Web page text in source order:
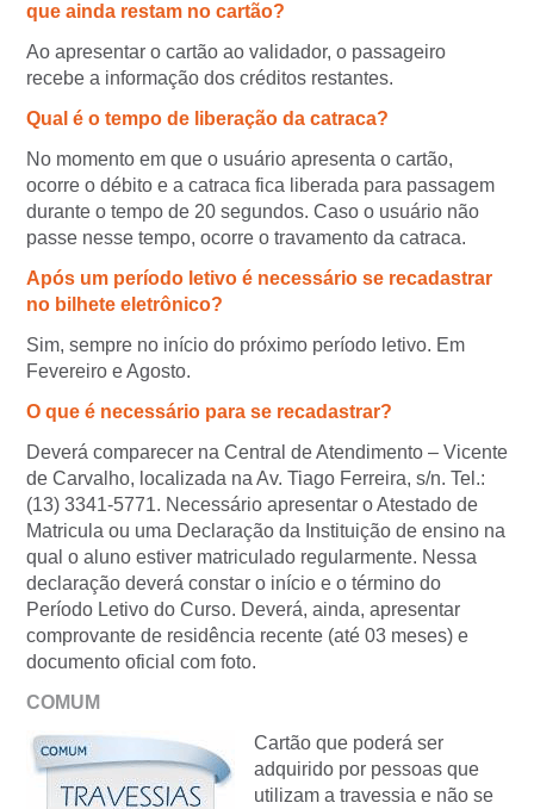
que ainda restam no cartão?
Ao apresentar o cartão ao validador, o passageiro
recebe a informação dos créditos restantes.
Qual é o tempo de liberação da catraca?
No momento em que o usuário apresenta o cartão,
ocorre o débito e a catraca fica liberada para passagem
durante o tempo de 20 segundos. Caso o usuário não
passe nesse tempo, ocorre o travamento da catraca.
Após um período letivo é necessário se recadastrar
no bilhete eletrônico?
Sim, sempre no início do próximo período letivo. Em
Fevereiro e Agosto.
O que é necessário para se recadastrar?
Deverá comparecer na Central de Atendimento – Vicente
de Carvalho, localizada na Av. Tiago Ferreira, s/n. Tel.:
(13) 3341-5771. Necessário apresentar o Atestado de
Matricula ou uma Declaração da Instituição de ensino na
qual o aluno estiver matriculado regularmente. Nessa
declaração deverá constar o início e o término do
Período Letivo do Curso. Deverá, ainda, apresentar
comprovante de residência recente (até 03 meses) e
documento oficial com foto.
COMUM
Cartão que poderá ser
adquirido por pessoas que
utilizam a travessia e não se